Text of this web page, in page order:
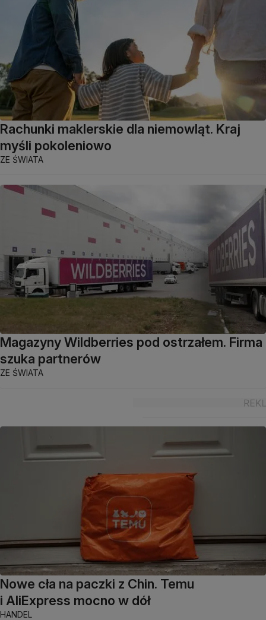
Rachunki maklerskie dla niemowląt. Kraj
myśli pokoleniowo
ZE ŚWIATA
Magazyny Wildberries pod ostrzałem. Firma
szuka partnerów
ZE ŚWIATA
Nowe cła na paczki z Chin. Temu
i AliExpress mocno w dół
HANDEL